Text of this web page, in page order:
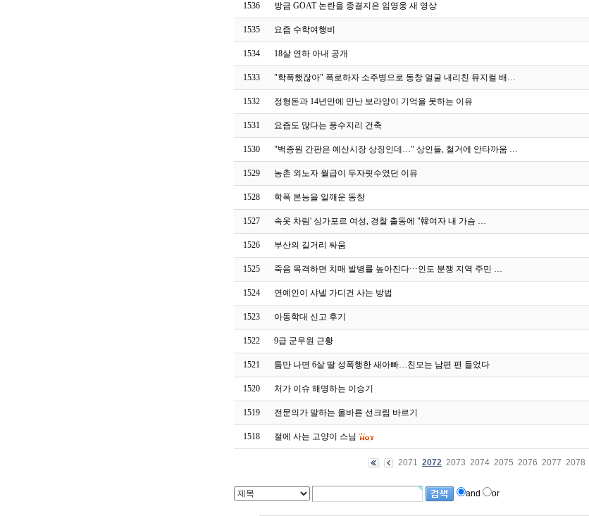
1536 방금 GOAT 논란을 종결지은 임영웅 새 영상
1535 요즘 수학여행비
1534 18살 연하 아내 공개
1533 "학폭했잖아" 폭로하자 소주병으로 동창 얼굴 내리친 뮤지컬 배…
1532 정형돈과 14년만에 만난 보라양이 기억을 못하는 이유
1531 요즘도 많다는 풍수지리 건축
1530 "백종원 간판은 예산시장 상징인데…" 상인들, 철거에 안타까움 …
1529 농촌 외노자 월급이 두자릿수였던 이유
1528 학폭 본능을 일깨운 동창
1527 속옷 차림' 싱가포르 여성, 경찰 출동에 "韓여자 내 가슴 …
1526 부산의 길거리 싸움
1525 죽음 목격하면 치매 발병률 높아진다···인도 분쟁 지역 주민 …
1524 연예인이 샤넬 가디건 사는 방법
1523 아동학대 신고 후기
1522 9급 군무원 근황
1521 틈만 나면 6살 딸 성폭행한 새아빠…친모는 남편 편 들었다
1520 처가 이슈 해명하는 이승기
1519 전문의가 말하는 올바른 선크림 바르기
1518 절에 사는 고양이 스님
2071 2072 2073 2074 2075 2076 2077 2078
and or